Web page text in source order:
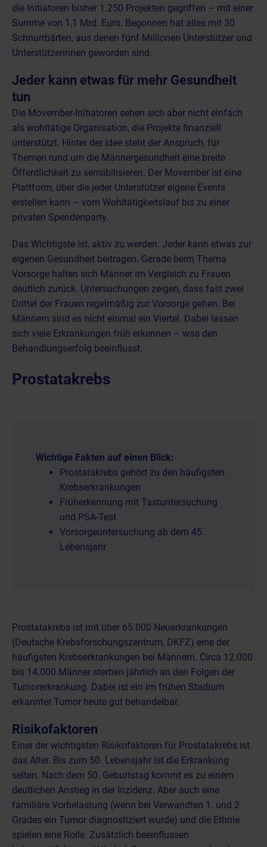
die Initiatoren bisher 1.250 Projekten gegriffen – mit einer
Summe von 1,1 Mrd. Euro. Begonnen hat alles mit 30
Schnurrbärten, aus denen fünf Millionen Unterstützer und
Unterstützerinnen geworden sind.
Jeder kann etwas für mehr Gesundheit
tun
Die Movember-Initiatoren sehen sich aber nicht einfach
als wohltätige Organisation, die Projekte finanziell
unterstützt. Hinter der Idee steht der Anspruch, für
Themen rund um die Männergesundheit eine breite
Öffentlichkeit zu sensibilisieren. Der Movember ist eine
Plattform, über die jeder Unterstützer eigene Events
erstellen kann – vom Wohltätigkeitslauf bis zu einer
privaten Spendenparty.
Das Wichtigste ist, aktiv zu werden. Jeder kann etwas zur
eigenen Gesundheit beitragen. Gerade beim Thema
Vorsorge halten sich Männer im Vergleich zu Frauen
deutlich zurück. Untersuchungen zeigen, dass fast zwei
Drittel der Frauen regelmäßig zur Vorsorge gehen. Bei
Männern sind es nicht einmal ein Viertel. Dabei lassen
sich viele Erkrankungen früh erkennen – was den
Behandlungserfolg beeinflusst.
Prostatakrebs
Wichtige Fakten auf einen Blick:
Prostatakrebs gehört zu den häufigsten
Krebserkrankungen
Früherkennung mit Tastuntersuchung
und PSA-Test
Vorsorgeuntersuchung ab dem 45.
Lebensjahr
Prostatakrebs ist mit über 65.000 Neuerkrankungen
(Deutsche Krebsforschungszentrum, DKFZ) eine der
häufigsten Krebserkrankungen bei Männern. Circa 12.000
bis 14.000 Männer sterben jährlich an den Folgen der
Tumorerkrankung. Dabei ist ein im frühen Stadium
erkannter Tumor heute gut behandelbar.
Risikofaktoren
Einer der wichtigsten Risikofaktoren für Prostatakrebs ist
das Alter. Bis zum 50. Lebensjahr ist die Erkrankung
selten. Nach dem 50. Geburtstag kommt es zu einem
deutlichen Anstieg in der Inzidenz. Aber auch eine
familiäre Vorbelastung (wenn bei Verwandten 1. und 2.
Grades ein Tumor diagnostiziert wurde) und die Ethnie
spielen eine Rolle. Zusätzlich beeinflussen